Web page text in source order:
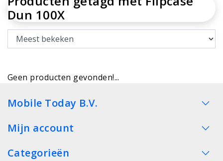
Dun 100X
Geen producten gevonden!...
Mobile Today B.V.
Mijn account
Categorieën